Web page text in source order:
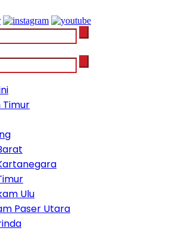
Timur
Ulu
Paser Utara